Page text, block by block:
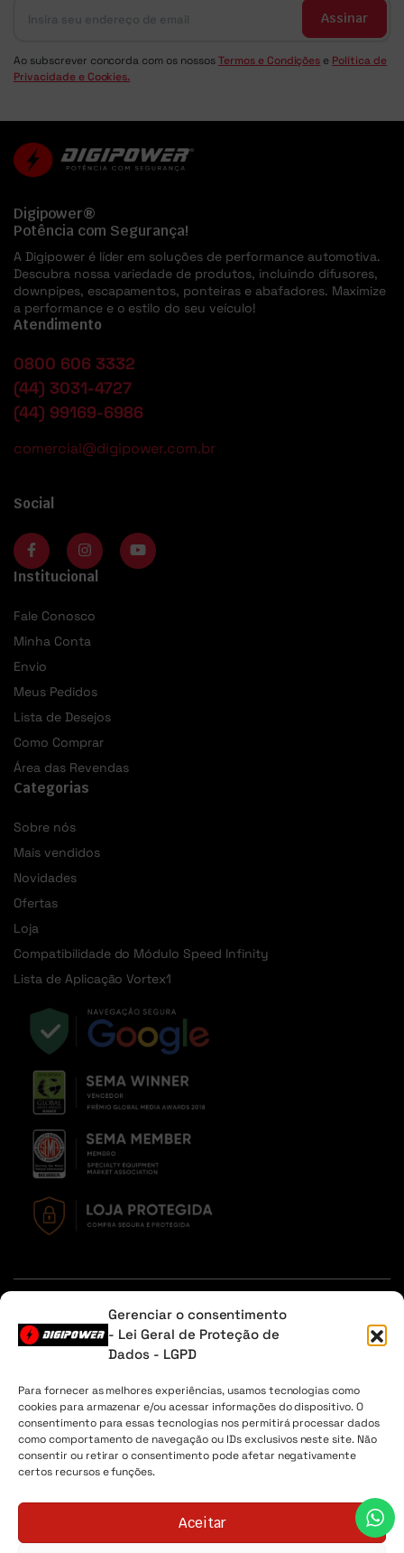
Gerenciar o consentimento
- Lei Geral de Proteção de
Dados - LGPD
Para fornecer as melhores experiências, usamos tecnologias como
cookies para armazenar e/ou acessar informações do dispositivo. O
consentimento para essas tecnologias nos permitirá processar dados
como comportamento de navegação ou IDs exclusivos neste site. Não
consentir ou retirar o consentimento pode afetar negativamente
certos recursos e funções.
Aceitar
Assinar
Ao subscrever concorda com os nossosTermos e Condições e Política de
Privacidade e Cookies.
Digipower®
Potência com Segurança!
A Digipower é líder em soluções de performance automotiva.
Descubra nossa variedade de produtos, incluindo difusores,
downpipes, escapamentos, ponteiras e abafadores. Maximize
a performance e o estilo do seu veículo!
Atendimento
0800 606 3332
(44) 3031-4727
(44) 99169-6986
comercial@digipower.com.br
Social
Institucional
Fale Conosco
Minha Conta
Envio
Meus Pedidos
Lista de Desejos
Como Comprar
Área das Revendas
Categorias
Sobre nós
Mais vendidos
Novidades
Ofertas
Loja
Compatibilidade do Módulo Speed Infinity
Lista de Aplicação Vortex1
ou na aba contato.
Sobre Nós Minha Conta Envio Lista de desejos
Digipower® - 2026 Todos os direitos reservados. CNPJ
04.225.147/0001-30